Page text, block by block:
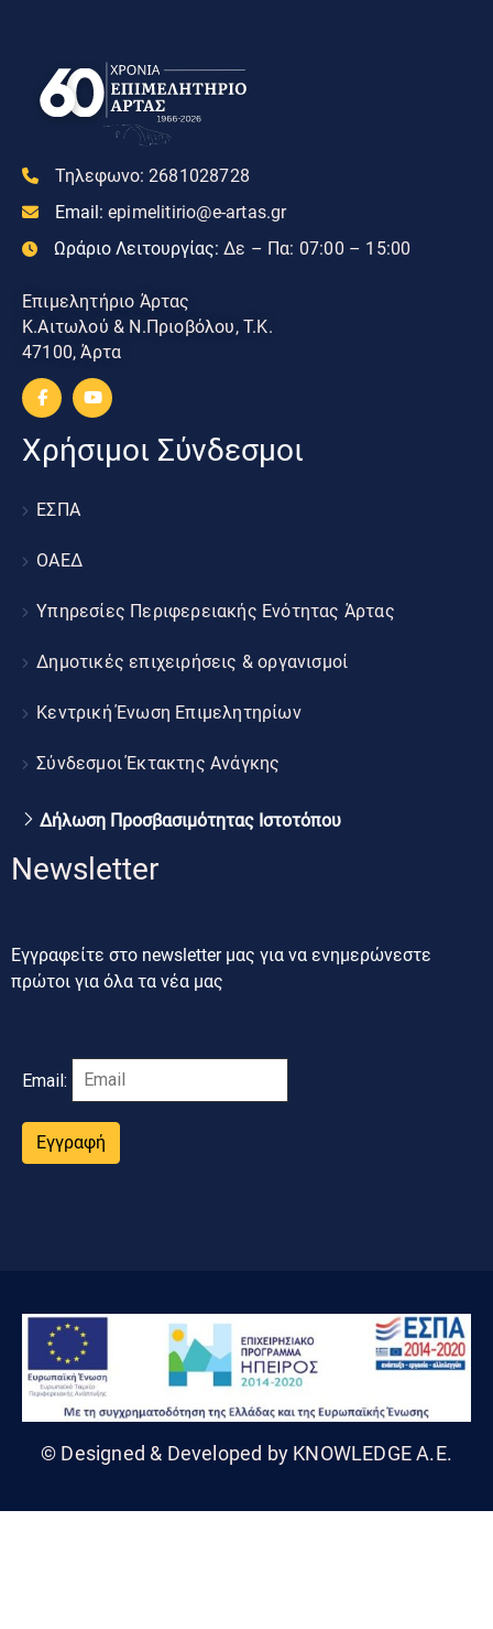
Τηλεφωνο: 2681028728
Email: epimelitirio@e-artas.gr
Ωράριο Λειτουργίας: Δε – Πα: 07:00 – 15:00
Επιμελητήριο Άρτας
Κ.Αιτωλού & Ν.Πριοβόλου, Τ.Κ.
47100, Άρτα
Χρήσιμοι Σύνδεσμοι
ΕΣΠΑ
ΟΑΕΔ
Υπηρεσίες Περιφερειακής Ενότητας Άρτας
Δημοτικές επιχειρήσεις & οργανισμοί
Κεντρική Ένωση Επιμελητηρίων
Σύνδεσμοι Έκτακτης Ανάγκης
Δήλωση Προσβασιμότητας Ιστοτόπου
Newsletter
Εγγραφείτε στο newsletter μας για να ενημερώνεστε
πρώτοι για όλα τα νέα μας
Email:
Εγγραφή
© Designed & Developed by KNOWLEDGE A.E.